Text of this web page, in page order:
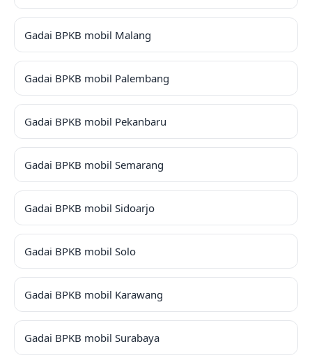
Gadai BPKB mobil Malang
Gadai BPKB mobil Palembang
Gadai BPKB mobil Pekanbaru
Gadai BPKB mobil Semarang
Gadai BPKB mobil Sidoarjo
Gadai BPKB mobil Solo
Gadai BPKB mobil Karawang
Gadai BPKB mobil Surabaya